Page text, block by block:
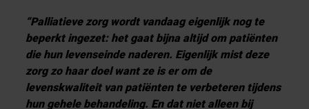
“Palliatieve zorg wordt vandaag eigenlijk nog te
beperkt ingezet: het gaat bijna altijd om patiënten
die hun levenseinde naderen. Eigenlijk mist deze
zorg zo haar doel want ze is er om de
levenskwaliteit van patiënten te verbeteren tijdens
hun gehele behandeling. En dat niet alleen bij